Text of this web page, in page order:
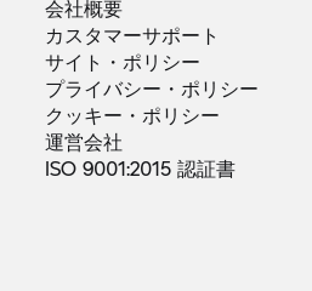
会社概要
カスタマーサポート
サイト・ポリシー
プライバシー・ポリシー
クッキー・ポリシー
運営会社
ISO 9001:2015認証書